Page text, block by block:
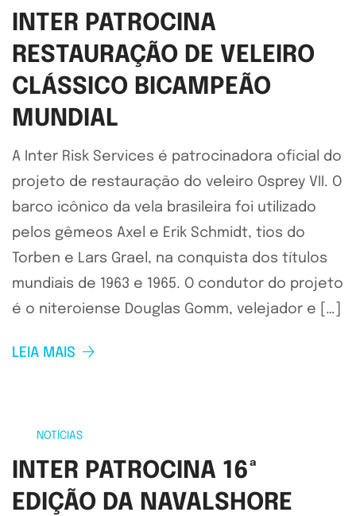
INTER PATROCINA
RESTAURAÇÃO DE VELEIRO
CLÁSSICO BICAMPEÃO
MUNDIAL
A Inter Risk Services é patrocinadora oficial do
projeto de restauração do veleiro Osprey VII. O
barco icônico da vela brasileira foi utilizado
pelos gêmeos Axel e Erik Schmidt, tios do
Torben e Lars Grael, na conquista dos títulos
mundiais de 1963 e 1965. O condutor do projeto
é o niteroiense Douglas Gomm, velejador e […]
LEIA MAIS
NOTÍCIAS
INTER PATROCINA 16ª
EDIÇÃO DA NAVALSHORE